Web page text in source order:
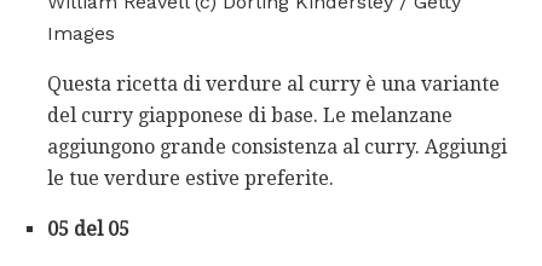
Images
Questa ricetta di verdure al curry è una variante
del curry giapponese di base. Le melanzane
aggiungono grande consistenza al curry. Aggiungi
le tue verdure estive preferite.
05 del 05